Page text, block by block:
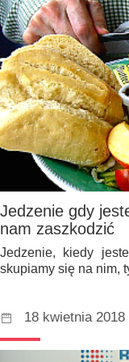
Jedzenie gdy
nam zaszkodzić
Jedzenie, kiedy
skupiamy się na nim,
18 kwietnia 2018